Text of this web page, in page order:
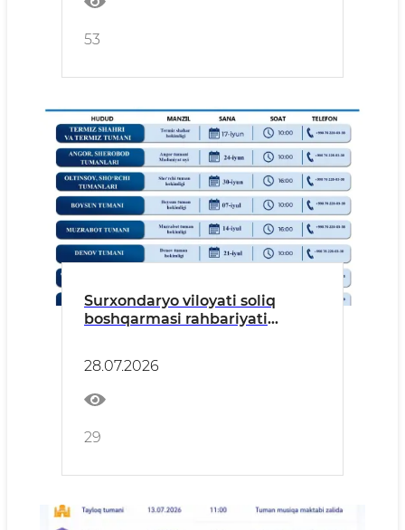
53
Surxondaryo viloyati soliq
boshqarmasi rahbariyati
28.07.2026
29